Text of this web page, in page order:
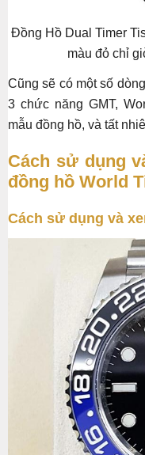
Đồng Hồ Dual Timer
màu đỏ chỉ
Cũng sẽ có một số
3 chức năng GMT,
mẫu đồng hồ, và tất
Cách sử dụng
đồng hồ World
Cách sử dụng và